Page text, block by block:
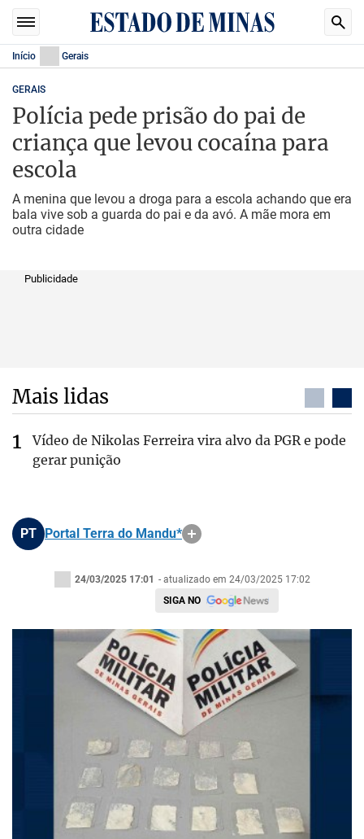
Início Gerais
GERAIS
Polícia pede prisão do pai de
criança que levou cocaína para
escola
A menina que levou a droga para a escola achando que era
bala vive sob a guarda do pai e da avó. A mãe mora em
outra cidade
Publicidade
Mais lidas
Vídeo de Nikolas Ferreira vira alvo da PGR e pode
gerar punição
PT Portal Terra do Mandu*
24/03/2025 17:01 - atualizado em 24/03/2025 17:02
SIGA NO